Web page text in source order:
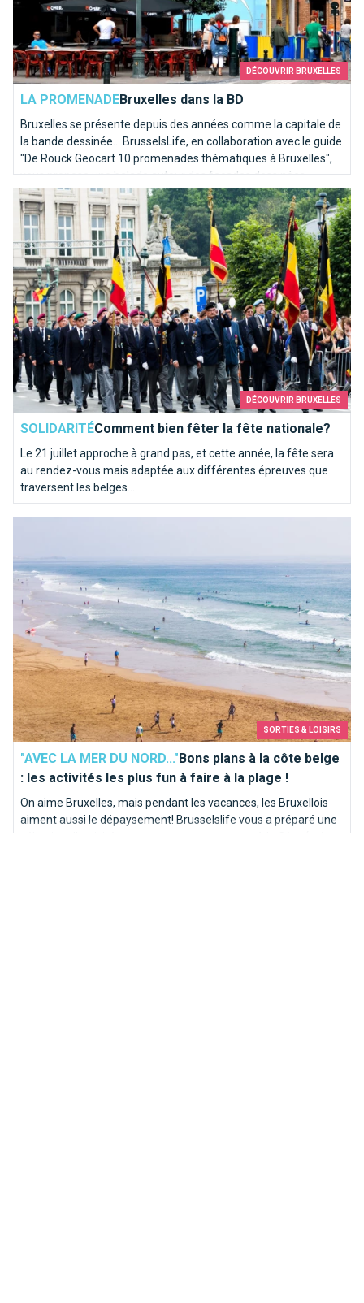
DÉCOUVRIR BRUXELLES
LA PROMENADEBruxelles dans la BD
Bruxelles se présente depuis des années comme la capitale de
la bande dessinée... BrusselsLife, en collaboration avec le guide
"De Rouck Geocart 10 promenades thématiques à Bruxelles",
vous propose une balade autour des façades dessinées...
DÉCOUVRIR BRUXELLES
SOLIDARITÉComment bien fêter la fête nationale?
Le 21 juillet approche à grand pas, et cette année, la fête sera
au rendez-vous mais adaptée aux différentes épreuves que
traversent les belges...
Comment bien fêter la fête nationale?
SORTIES & LOISIRS
"AVEC LA MER DU NORD..."Bons plans à la côte belge
: les activités les plus fun à faire à la plage !
On aime Bruxelles, mais pendant les vacances, les Bruxellois
aiment aussi le dépaysement! Brusselslife vous a préparé une
sélection d'activités pour ne pas vous ennuyer à la Côte (même